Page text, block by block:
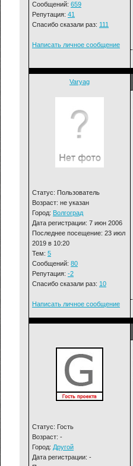
Сообщений: 659
Репутация: 41
Спасибо сказали раз: 111
Написать личное сообщение
Varyag
Статус: Пользователь
Возраст: не указан
Город: Волгоград
Дата регистрации: 7 июн 2006
Последнее посещение: 23 июл
2019 в 10:20
Тем: 5
Сообщений: 80
Репутация: -2
Спасибо сказали раз: 10
Написать личное сообщение
Статус: Гость
Возраст: -
Город: Другой
Дата регистрации: -